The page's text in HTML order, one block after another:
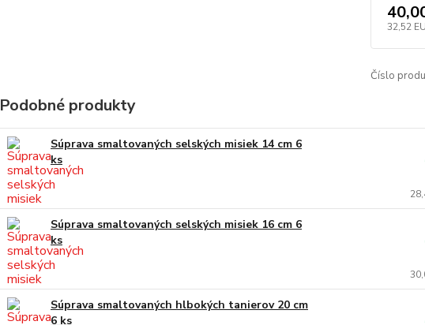
32,52
Číslo
Podobné produkty
Súprava smaltovaných selských misiek 14 cm 6
ks
Súprava smaltovaných selských misiek 16 cm 6
ks
Súprava smaltovaných hlbokých tanierov 20 cm
6 ks